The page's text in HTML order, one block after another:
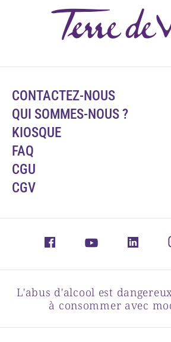
CONTACTEZ-NOUS
QUI SOMMES-NOUS ?
KIOSQUE
FAQ
CGU
CGV
L'abus d'alcool est
à consommer avec